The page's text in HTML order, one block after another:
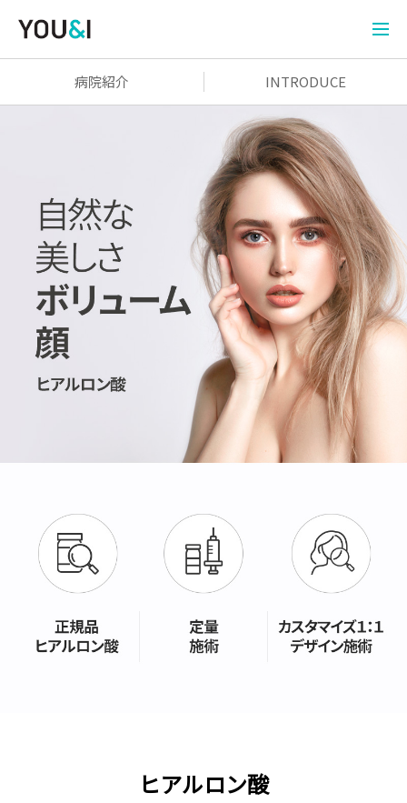
病院紹介 INTRODUCE
ヒアルロン酸